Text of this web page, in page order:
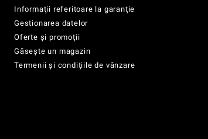
Informaţii referitoare la garanţie
Gestionarea datelor
Oferte şi promoţii
Găsește un magazin
Termenii şi condiţiile de vânzare